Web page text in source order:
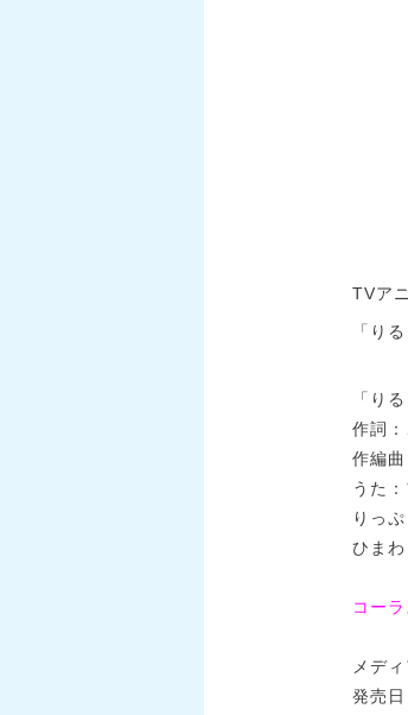
TVア
「り
「り
作詞：
作編
うた
りっ
ひま
コー
メデ
発売